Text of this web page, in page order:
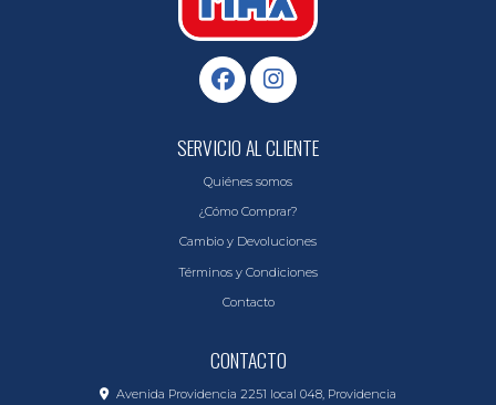
SERVICIO AL CLIENTE
Quiénes somos
¿Cómo Comprar?
Cambio y Devoluciones
Términos y Condiciones
Contacto
CONTACTO
Avenida Providencia 2251 local 048, Providencia